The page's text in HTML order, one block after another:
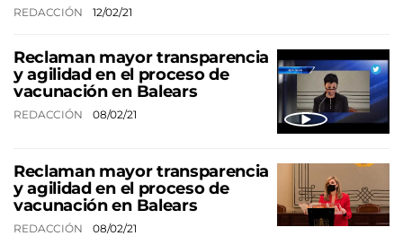
REDACCIÓN 12/02/21
Reclaman mayor transparencia
y agilidad en el proceso de
vacunación en Balears
REDACCIÓN 08/02/21
Reclaman mayor transparencia
y agilidad en el proceso de
vacunación en Balears
REDACCIÓN 08/02/21